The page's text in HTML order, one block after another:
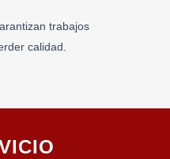
trabajos
calidad.